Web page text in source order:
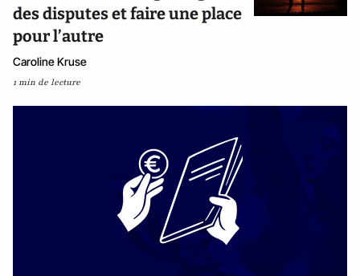
des disputes et faire une place
pour l’autre
Caroline Kruse
1 min de lecture